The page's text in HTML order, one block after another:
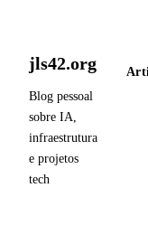
jls42.org
Blog pessoal
sobre IA,
infraestrutura
e projetos
tech